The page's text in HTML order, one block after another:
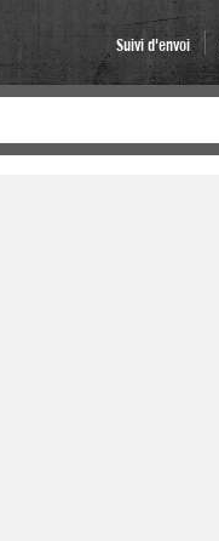
Suivi d'envoi